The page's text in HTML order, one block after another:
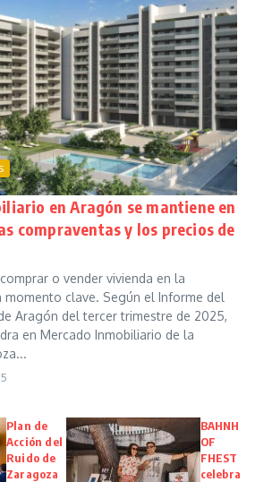
en Aragón se mantiene en
compraventas y los precios de
o vender vivienda en la
momento clave. Según el Informe del
Aragón del tercer trimestre de 2025,
en Mercado Inmobiliario de la
Plan de
Acción del
Ruido de
Zaragoza
BAHNH
OF
FHEST
celebra